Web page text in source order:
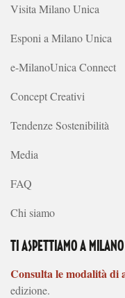
Visita Milano Unica
Esponi a Milano Unica
e-MilanoUnica Connect
Concept Creativi
Tendenze Sostenibilità
Media
FAQ
Chi siamo
TI ASPETTIAMO A
Consulta le modalità di
edizione.